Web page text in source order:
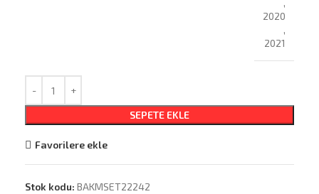
,
2020
,
2021
SEPETE EKLE
Favorilere ekle
Stok kodu: BAKMSET22242